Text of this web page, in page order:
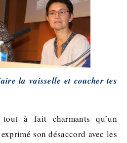
la vaisselle et coucher tes
à fait charmants qu’un
son désaccord avec les